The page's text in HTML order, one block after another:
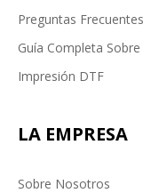
Preguntas
Guía Completa
Impresión DTF
LA EMPRESA
Sobre Nosotros